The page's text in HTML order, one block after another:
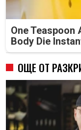
One Teaspoon
Body Die
ОЩЕ ОТ